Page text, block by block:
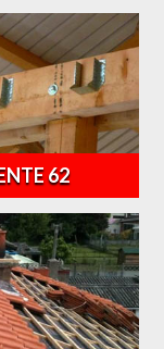
62